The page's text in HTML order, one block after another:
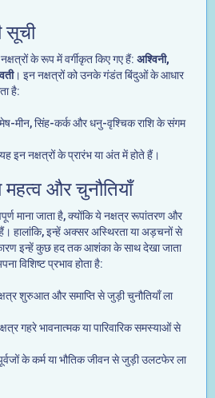
सूची
के रूप में वर्गीकृत किए गए हैं: अश्विनी,
। इन नक्षत्रों को उनके गंडंत बिंदुओं के आधार
है:
मीन, सिंह-कर्क और धनु-वृश्चिक राशि के संगम
इन नक्षत्रों के प्रारंभ या अंत में होते हैं।
और चुनौतियाँ
माना जाता है, क्योंकि ये नक्षत्र रूपांतरण और
हालांकि, इन्हें अक्सर अस्थिरता या अड़चनों से
इन्हें कुछ हद तक आशंका के साथ देखा जाता
विशिष्ट प्रभाव होता है:
शुरुआत और समाप्ति से जुड़ी चुनौतियाँ ला
गहरे भावनात्मक या पारिवारिक समस्याओं से
के कर्म या भौतिक जीवन से जुड़ी उलटफेर ला